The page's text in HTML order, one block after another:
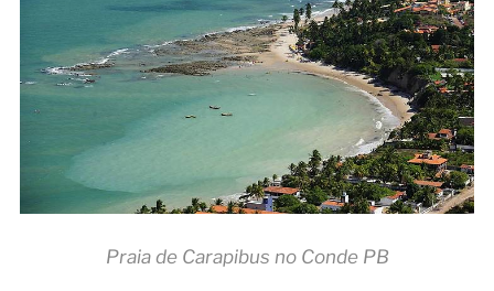
Praia de Carapibus no Conde PB